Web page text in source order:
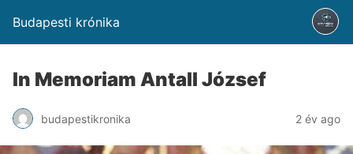
Budapesti krónika
In Memoriam Antall József
budapestikronika 2 év ago